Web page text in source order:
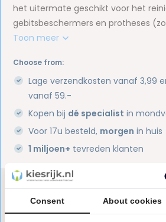
het uitermate geschikt voor het
gebitsbeschermers en protheses
Toon meer
Choose from:
Lage verzendkosten vanaf 3,99
vanaf 59.-
Kopen bij dé specialist in
Voor 17u besteld, morgen in huis
1 miljoen+ tevreden klanten
Heb je een vraag over
Onze specialisten helpen je
Consent About cookies